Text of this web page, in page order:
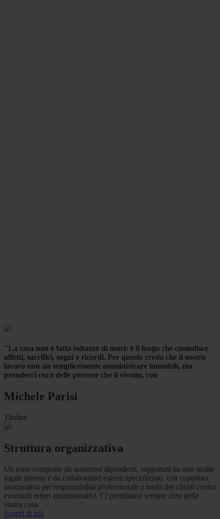
"La casa non è fatta soltanto di muri: è il luogo che custodisce
affetti, sacrifici, sogni e ricordi. Per questo credo che il nostro
lavoro non sia semplicemente amministrare immobili, ma
prenderci cura delle persone che li vivono, con
Michele Parisi
Titolare
Struttura organizzativa
Un team composto da numerosi dipendenti, supportati da uno studio
legale interno e da collaboratori esterni specializzati, con copertura
assicurativa per responsabilità professionale a tutela dei clienti contro
eventuali errori amministrativi. Ci prendiamo sempre cura della
vostra casa.
Scopri di più